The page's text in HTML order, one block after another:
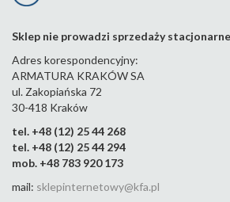
Sklep nie prowadzi sprzedaży
Adres korespondencyjny:
ARMATURA KRAKÓW SA
ul. Zakopiańska 72
30-418 Kraków
tel. +48 (12) 25 44 268
tel. +48 (12) 25 44 294
mob. +48 783 920 173
mail: sklepinternetowy@kfa.pl